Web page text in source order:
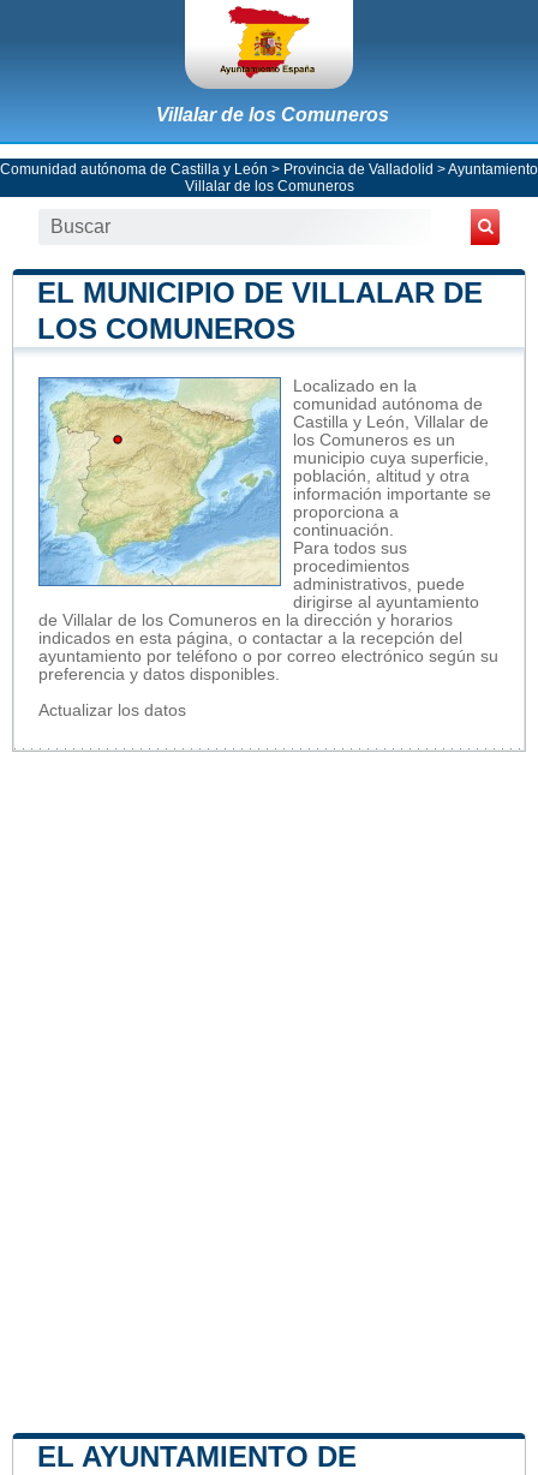
Villalar de los Comuneros
Comunidad autónoma de Castilla y León > Provincia de Valladolid >Ayuntamiento
Villalar de los Comuneros
EL MUNICIPIO DE VILLALAR DE
LOS COMUNEROS
Localizado en la
comunidad autónoma de
Castilla y León, Villalar de
los Comuneros es un
municipio cuya superficie,
población, altitud y otra
información importante se
proporciona a
continuación.
Para todos sus
procedimientos
administrativos, puede
dirigirse al ayuntamiento
de Villalar de los Comuneros en la dirección y horarios
indicados en esta página, o contactar a la recepción del
ayuntamiento por teléfono o por correo electrónico según su
preferencia y datos disponibles.
Actualizar los datos
EL AYUNTAMIENTO DE